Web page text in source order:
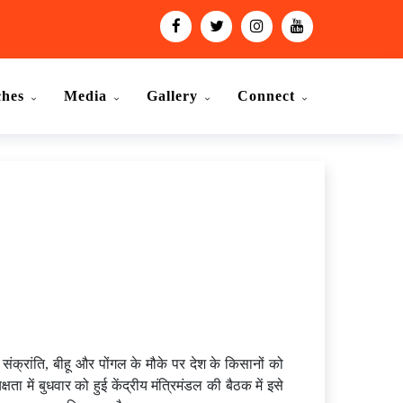
Media Gallery Connect
संक्रांति, बीहू और पोंगल के मौके पर देश के किसानों को
में बुधवार को हुई केंद्रीय मंत्रिमंडल की बैठक में इसे